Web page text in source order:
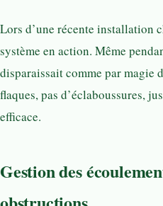
Lors d’une récente installation
système en action. Même
disparaissait comme par magie
flaques, pas d’éclaboussures,
efficace.
Gestion des